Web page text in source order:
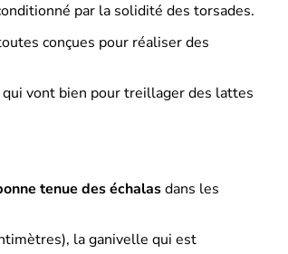
par la solidité des torsades.
conçues pour réaliser des
vont bien pour treillager des lattes
tenue des échalasdans les
la ganivelle qui est